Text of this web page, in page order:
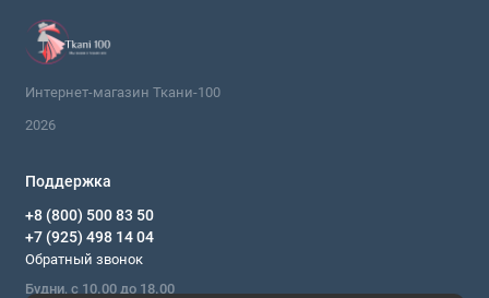
Интернет-магазин Ткани-100
2026
Поддержка
+8 (800) 500 83 50
+7 (925) 498 14 04
Обратный звонок
Будни, с 10.00 до 18.00